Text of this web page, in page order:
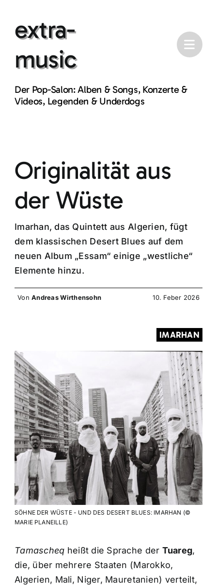
contentextra-
music
Der Pop-Salon: Alben & Songs, Konzerte &
Videos, Legenden & Underdogs
Originalität aus
der Wüste
Imarhan, das Quintett aus Algerien, fügt
dem klassischen Desert Blues auf dem
neuen Album „Essam“ einige „westliche“
Elemente hinzu.
VonAndreas Wirthensohn 10. Feber 2026
IMARHAN
SÖHNE DER WÜSTE - UND DES DESERT BLUES: IMARHAN (©
MARIE PLANEILLE)
Tamascheq heißt die Sprache der Tuareg,
die, über mehrere Staaten (Marokko,
Algerien, Mali, Niger, Mauretanien) verteilt,